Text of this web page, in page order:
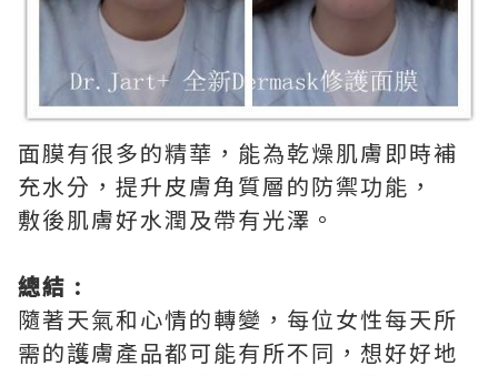
面膜有很多的精華，能為乾燥肌膚即時補
充水分，提升皮膚角質層的防禦功能，
敷後肌膚好水潤及帶有光澤。
總結 :
隨著天氣和心情的轉變，每位女性每天所
需的護膚產品都可能有所不同，想好好地